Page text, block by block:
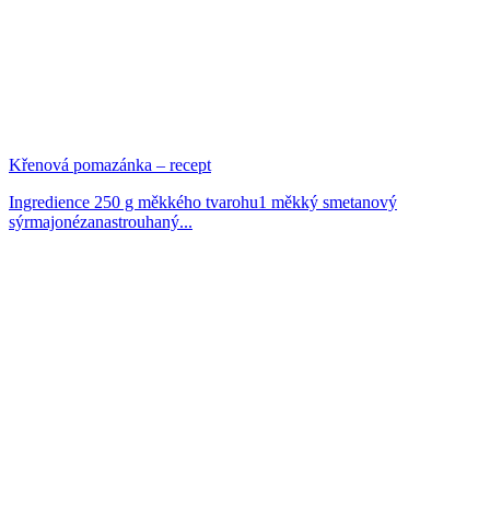
Křenová pomazánka – recept
Ingredience 250 g měkkého tvarohu1 měkký smetanový
sýrmajonézanastrouhaný...